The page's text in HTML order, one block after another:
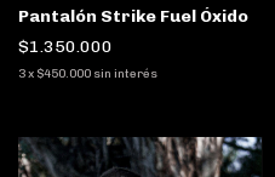
Pantalón Strike Fuel Óxido
$1.350.000
3x $450.000 sin interés